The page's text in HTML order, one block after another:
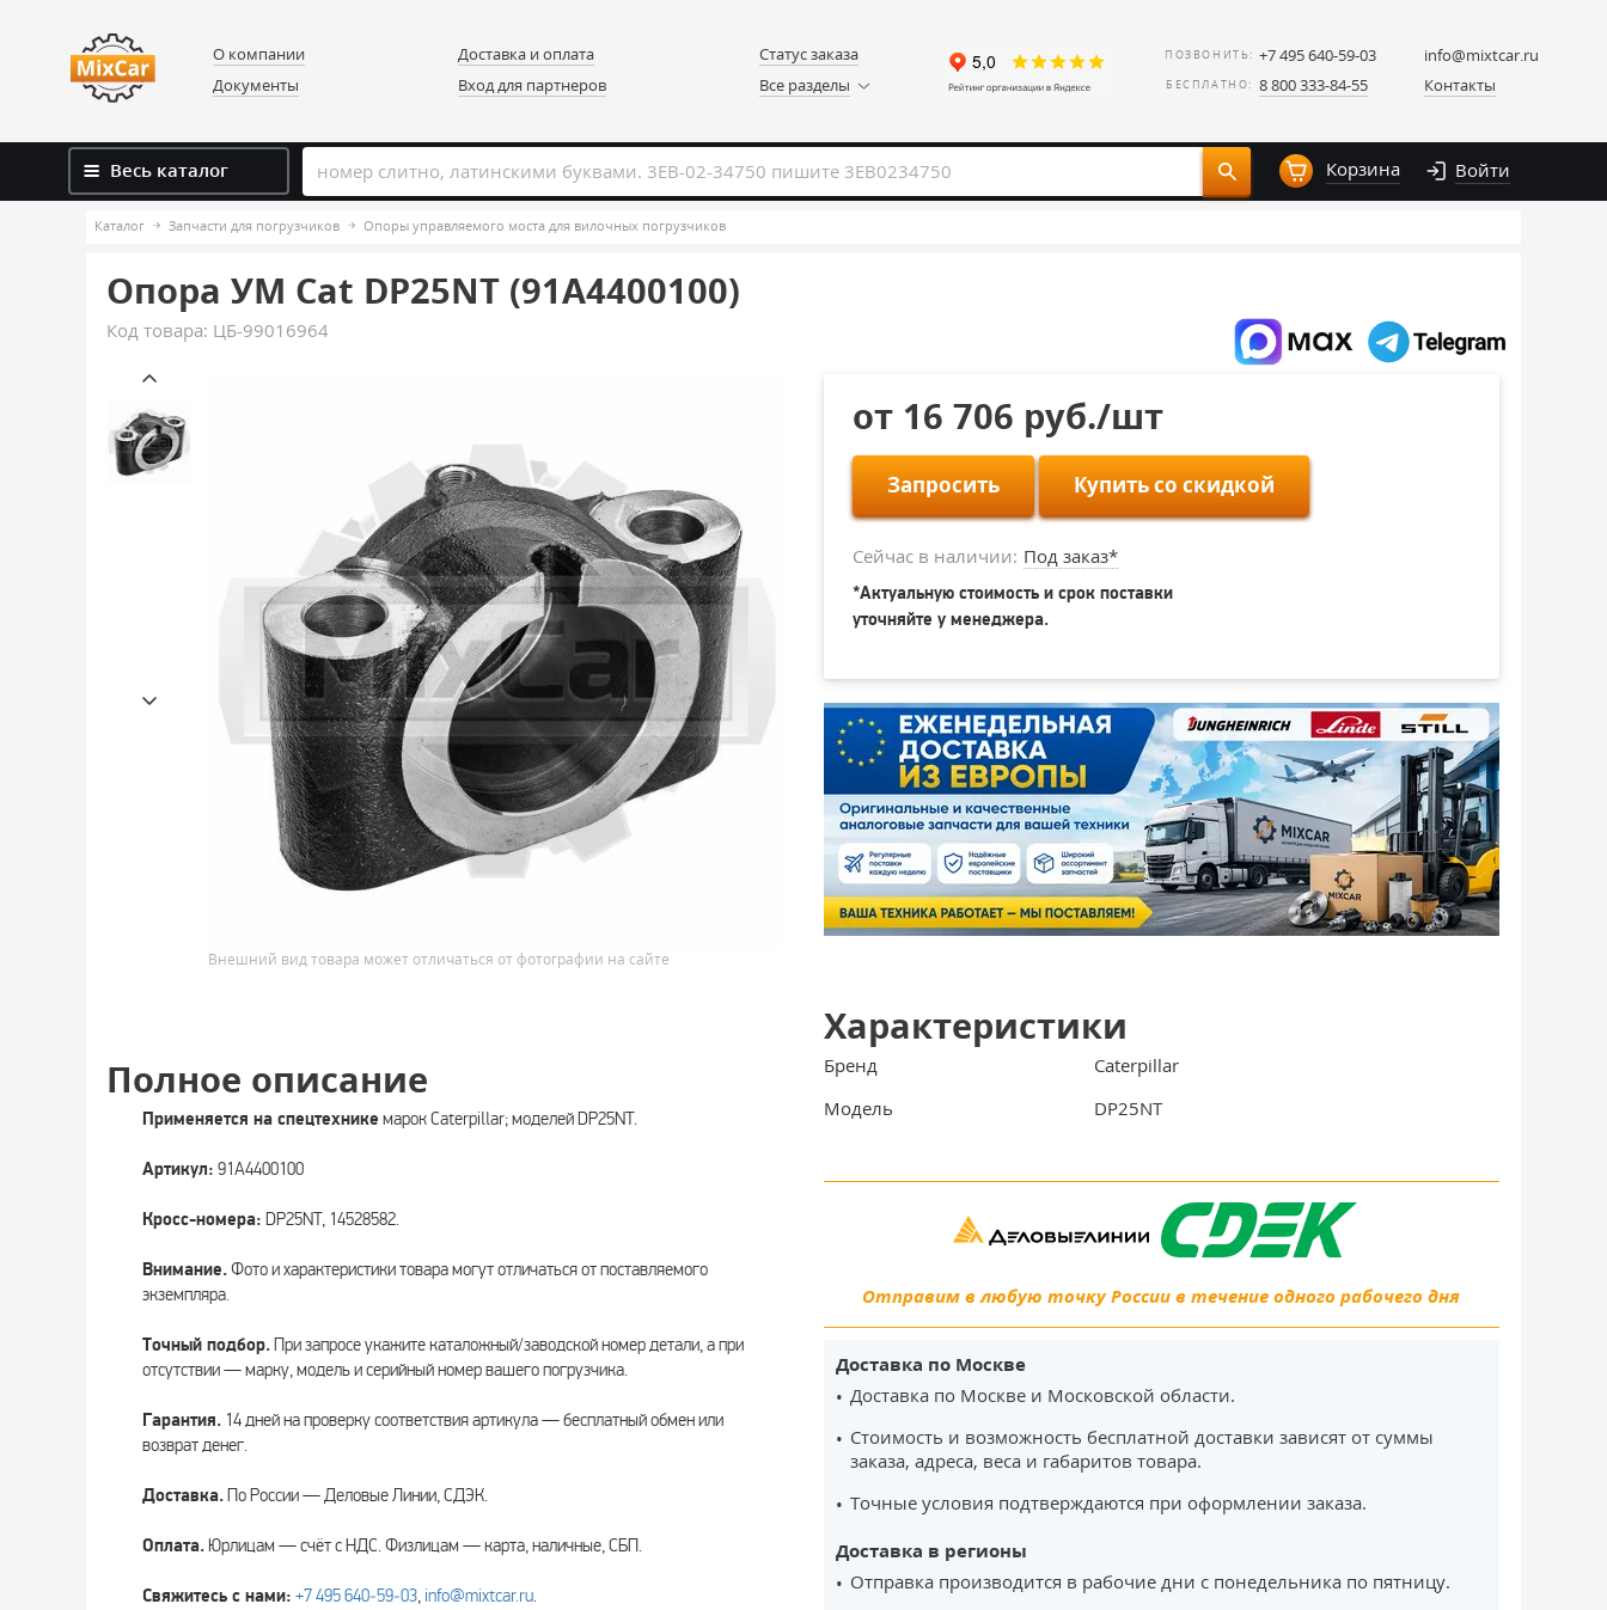
О компании
Документы
Доставка и оплата
Вход для партнеров
Статус заказа
Все разделы
ПОЗВОНИТЬ: +7 495 640-59-03
БЕСПЛАТНО: 8 800 333-84-55
info@mixtcar.ru
Контакты
Весь каталог Корзина Войти
Каталог Запчасти для погрузчиков Опоры управляемого моста для вилочных погрузчиков
Опора УМ Cat DP25NT (91A4400100)
Код товара: ЦБ-99016964
Внешний вид товара может отличаться от фотографии на сайте
Полное описание
Применяется на спецтехнике марок Caterpillar; моделей DP25NT.
Артикул: 91A4400100
Кросс-номера: DP25NT, 14528582.
Внимание.Фото и характеристики товара могут отличаться от поставляемого
экземпляра.
Точный подбор.При запросе укажите каталожный/заводской номер детали, а при
отсутствии — марку, модель и серийный номер вашего погрузчика.
Гарантия. 14 дней на проверку соответствия артикула — бесплатный обмен или
возврат денег.
Доставка.По России — Деловые Линии, СДЭК.
Оплата. Юрлицам — счёт с НДС. Физлицам — карта, наличные, СБП.
Свяжитесь с нами: +7 495 640‑59‑03, info@mixtcar.ru.
от 16 706 руб./шт
Запросить Купить со скидкой
Сейчас в наличии: Под заказ*
*Актуальную стоимость и срок поставки
уточняйте у менеджера.
Характеристики
Бренд
Caterpillar
Модель
DP25NT
Отправим в любую точку России в течение одного рабочего дня
Доставка по Москве
Доставка по Москве и Московской области.
Стоимость и возможность бесплатной доставки зависят от суммы
заказа, адреса, веса и габаритов товара.
Точные условия подтверждаются при оформлении заказа.
Доставка в регионы
Отправка производится в рабочие дни с понедельника по пятницу.